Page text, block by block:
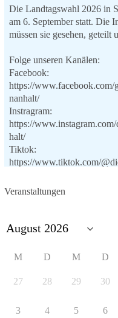
Die Landtagswahl 2026 in
am 6. September statt. Die
müssen sie gesehen, geteilt
Folge unseren Kanälen:
Facebook:
https://www.facebook.com/
nanhalt/
Instragram:
https://www.instagram.com/
halt/
Tiktok:
https://www.tiktok.com/
Youtube:
🟩🟩🟦🟦🟥🟥🟧🟧
Like, teile und kommentiere
wir stehen und warum es
Veranstaltungen
M D M D
27 28 29 30
3 4 5 6